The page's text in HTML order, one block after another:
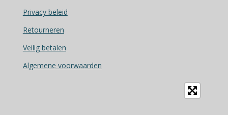
Privacy beleid
Retourneren
Veilig betalen
Algemene voorwaarden